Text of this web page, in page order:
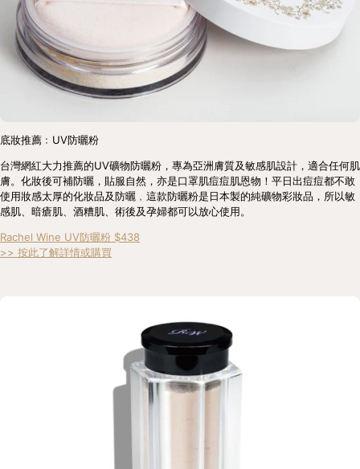
底妝推薦﹕UV防曬粉
台灣網紅大力推薦的UV礦物防曬粉，專為亞洲膚質及敏感肌設計，適合任何肌
膚。化妝後可補防曬，貼服自然，亦是口罩肌痘痘肌恩物！平日出痘痘都不敢
使用妝感太厚的化妝品及防曬﹐這款防曬粉是日本製的純礦物彩妝品，所以敏
感肌、暗瘡肌、酒糟肌、術後及孕婦都可以放心使用。
Rachel Wine UV防曬粉 $438
>> 按此了解詳情或購買